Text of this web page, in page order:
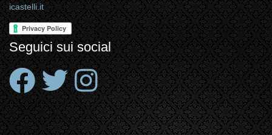
icastelli.it
Seguici sui social